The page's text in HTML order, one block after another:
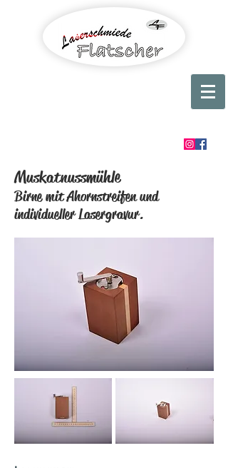
Muskatnussmühle
Birne mit Ahornstreifen und
individueller Lasergravur.